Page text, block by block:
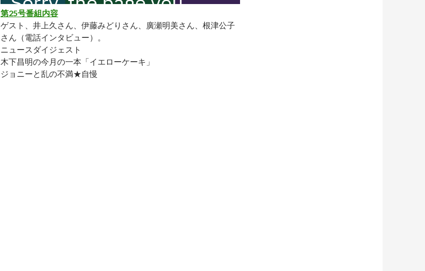
第25号番組内容
ゲスト、井上久さん、伊藤みどりさん、廣瀬明美さん、根津公子
さん（電話インタビュー）。
ニュースダイジェスト
木下昌明の今月の一本「イエローケーキ」
ジョニーと乱の不満★自慢